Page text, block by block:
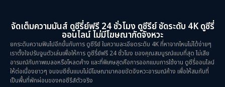
จัดเต็มความมันส์ ดูซีรี่ย์ฟรี 24 ชั่วโมง ดูซีรีย์ ชัดระดับ 4K ดูซีรี่
ออนไลน์ ไม่มีโฆษณากัดจังหวะ
ยกระดับความฟินไปอีกขั้นกับการ ดูซีรีย์ ในความละเอียดระดับ 4K ที่หาจากไหนไม่ได้ง่ายๆ
เราตั้งใจปรับจูนตัวเล่นเพื่อให้การ ดูซีรี่ย์ฟรี 24 ชั่วโมง ของคุณสมบูรณ์แบบที่สุด ไม่เสีย
อารมณ์กับภาพเบลอหรือโหลดค้าง และที่พิเศษสุดคือการออกแบบการใช้งาน ดูซีรี่ออนไลน์
ให้ต่อเนื่องยาวๆ จนจบซีซั่นแบบไม่มีโฆษณามาคอยขัดจังหวะอารมณ์ค้าง เพื่อให้สมกับที่
เป็นพื้นที่พักผ่อนของคอซีรีส์ตัวจริง